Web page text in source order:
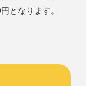
となります。